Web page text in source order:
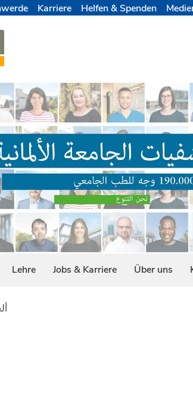
Karriere Helfen & Spenden
Lehre Jobs & Karriere Über uns